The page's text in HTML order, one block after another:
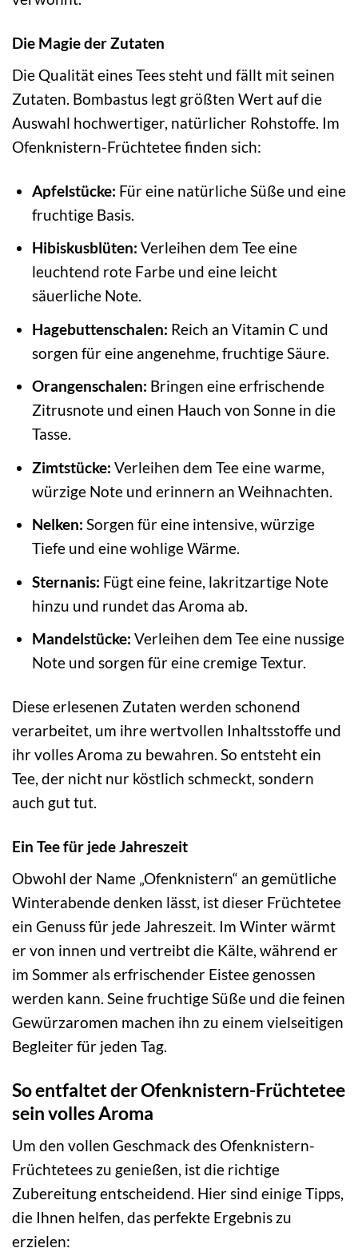
Die Magie der Zutaten
Die Qualität eines Tees steht und fällt mit seinen
Zutaten. Bombastus legt größten Wert auf die
Auswahl hochwertiger, natürlicher Rohstoffe. Im
Ofenknistern-Früchtetee finden sich:
Apfelstücke: Für eine natürliche Süße und eine
fruchtige Basis.
Hibiskusblüten: Verleihen dem Tee eine
leuchtend rote Farbe und eine leicht
säuerliche Note.
Hagebuttenschalen: Reich an Vitamin C und
sorgen für eine angenehme, fruchtige Säure.
Orangenschalen: Bringen eine erfrischende
Zitrusnote und einen Hauch von Sonne in die
Tasse.
Zimtstücke: Verleihen dem Tee eine warme,
würzige Note und erinnern an Weihnachten.
Nelken: Sorgen für eine intensive, würzige
Tiefe und eine wohlige Wärme.
Sternanis: Fügt eine feine, lakritzartige Note
hinzu und rundet das Aroma ab.
Mandelstücke: Verleihen dem Tee eine nussige
Note und sorgen für eine cremige Textur.
Diese erlesenen Zutaten werden schonend
verarbeitet, um ihre wertvollen Inhaltsstoffe und
ihr volles Aroma zu bewahren. So entsteht ein
Tee, der nicht nur köstlich schmeckt, sondern
auch gut tut.
Ein Tee für jede Jahreszeit
Obwohl der Name „Ofenknistern“ an gemütliche
Winterabende denken lässt, ist dieser Früchtetee
ein Genuss für jede Jahreszeit. Im Winter wärmt
er von innen und vertreibt die Kälte, während er
im Sommer als erfrischender Eistee genossen
werden kann. Seine fruchtige Süße und die feinen
Gewürzaromen machen ihn zu einem vielseitigen
Begleiter für jeden Tag.
So entfaltet der Ofenknistern-Früchtetee
sein volles Aroma
Um den vollen Geschmack des Ofenknistern-
Früchtetees zu genießen, ist die richtige
Zubereitung entscheidend. Hier sind einige Tipps,
die Ihnen helfen, das perfekte Ergebnis zu
erzielen: